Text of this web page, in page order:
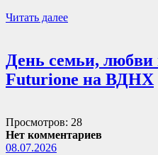
Читать далее
День семьи, любви
Futurione на ВДНХ
Просмотров: 28
Нет комментариев
08.07.2026